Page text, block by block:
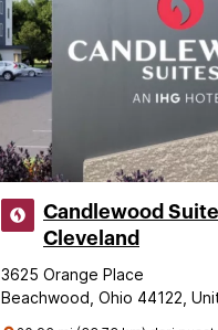
Candlewood
Cleveland
3625 Orange Place
Beachwood, Ohio 44122,